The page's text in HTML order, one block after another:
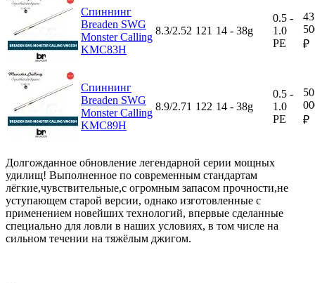
Спиннинг
Breaden SWG
Monster Calling
KMC83H
8.3/2.52 121 14 - 38g
0.5 -
1.0
PE
43
₽
Спиннинг
Breaden SWG
Monster Calling
KMC89H
8.9/2.71 122 14 - 38g
0.5 -
1.0
PE
50
₽
Долгожданное обновление легендарной серии мощных
удилищ! Выполненное по современным стандартам
лёгкие,чувствительные,с огромным запасом прочности,не
уступающем старой версии, однако изготовленные с
применением новейших технологий, впервые сделанные
специально для ловли в наших условиях, в том числе на
сильном течении на тяжёлым джигом.